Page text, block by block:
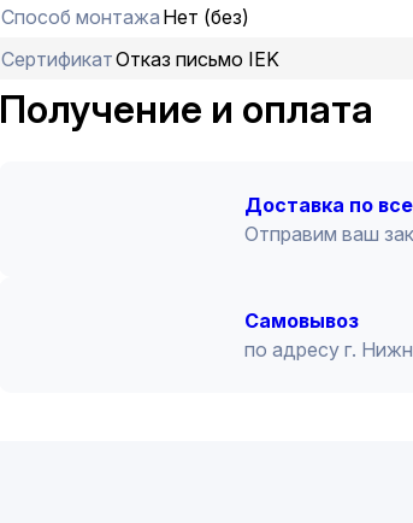
Способ монтажа Нет (без)
СертификатОтказ письмо IEK
Получение и оплата
Доставка по
Отправим ваш
Cамовывоз
по адресу г.